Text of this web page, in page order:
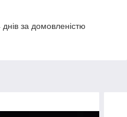
за домовленістю